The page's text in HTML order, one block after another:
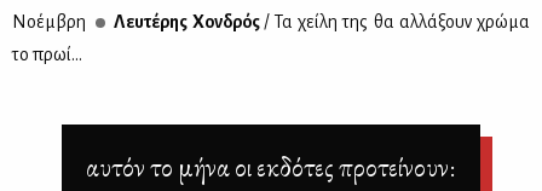
Νο­έμ­βρη
Λευ­τέ­ρης Χον­δρός / Τα χεί­λη της θα αλ­λά­ξουν χρώ­μα
το πρωί...
αυτόν το μήνα οι εκδότες προτείνουν: